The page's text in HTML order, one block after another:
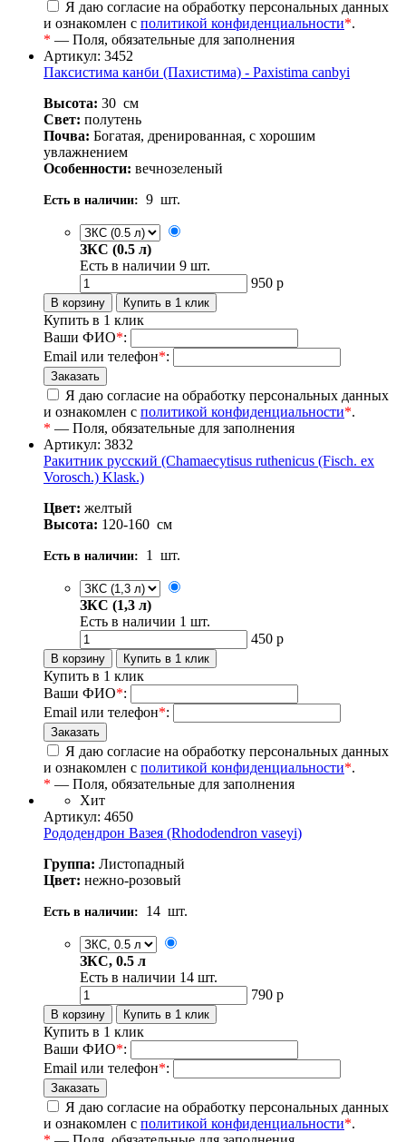
Я даю согласие на обработку персональных данных
и ознакомлен с политикой конфиденциальности*.
* — Поля, обязательные для заполнения
Артикул: 3452
Паксистима канби (Пахистима) - Paxistima canbyi
Высота: 30 см
Свет: полутень
Почва: Богатая, дренированная, с хорошим
увлажнением
Особенности: вечнозеленый
Есть в наличии: 9 шт.
ЗКС (0.5 л)
Есть в наличии 9 шт.
950 р
Купить в 1 клик
Ваши ФИО*:
Email или телефон*:
Я даю согласие на обработку персональных данных
и ознакомлен с политикой конфиденциальности*.
* — Поля, обязательные для заполнения
Артикул: 3832
Ракитник русский (Chamaecytisus ruthenicus (Fisch. ex
Vorosch.) Klask.)
Цвет: желтый
Высота: 120-160 см
Есть в наличии: 1 шт.
ЗКС (1,3 л)
Есть в наличии 1 шт.
450 р
Купить в 1 клик
Ваши ФИО*:
Email или телефон*:
Я даю согласие на обработку персональных данных
и ознакомлен с политикой конфиденциальности*.
* — Поля, обязательные для заполнения
Хит
Артикул: 4650
Рододендрон Вазея (Rhododendron vaseyi)
Группа: Листопадный
Цвет: нежно-розовый
Есть в наличии: 14 шт.
ЗКС, 0.5 л
Есть в наличии 14 шт.
790 р
Купить в 1 клик
Ваши ФИО*:
Email или телефон*:
Я даю согласие на обработку персональных данных
и ознакомлен с политикой конфиденциальности*.